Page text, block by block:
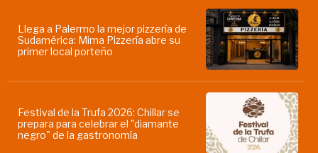
Llega a Palermo la mejor pizzería de
Sudamérica: Mima Pizzería abre su
primer local porteño
Festival de la Trufa 2026: Chillar se
prepara para celebrar el "diamante
negro" de la gastronomía